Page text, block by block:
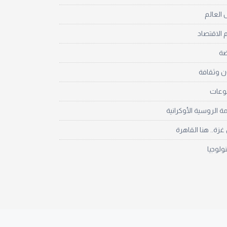
العالم
الاقتصاد
وثقافة
الروسية الأوكرانية
هنا القاهرة